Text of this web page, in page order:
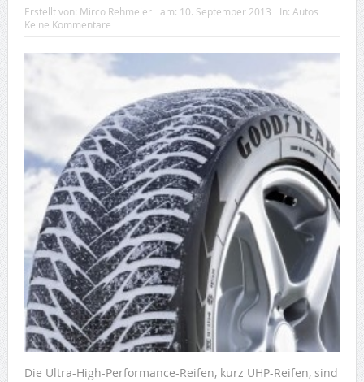
Erstellt von: Mirco Rehmeier am: 10. September 2013 In: Autos
Keine Kommentare
Die Ultra-High-Performance-Reifen, kurz UHP-Reifen, sind